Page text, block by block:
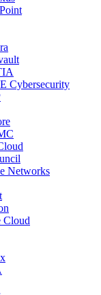
Cybersecurity
Networks
Cloud